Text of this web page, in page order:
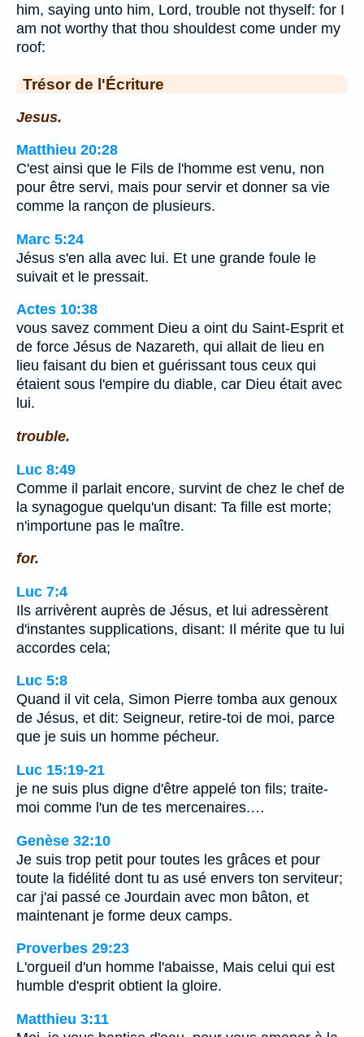
him, saying unto him, Lord, trouble not thyself: for I
am not worthy that thou shouldest come under my
roof:
Trésor de l'Écriture
Jesus.
Matthieu 20:28
C'est ainsi que le Fils de l'homme est venu, non
pour être servi, mais pour servir et donner sa vie
comme la rançon de plusieurs.
Marc 5:24
Jésus s'en alla avec lui. Et une grande foule le
suivait et le pressait.
Actes 10:38
vous savez comment Dieu a oint du Saint-Esprit et
de force Jésus de Nazareth, qui allait de lieu en
lieu faisant du bien et guérissant tous ceux qui
étaient sous l'empire du diable, car Dieu était avec
lui.
trouble.
Luc 8:49
Comme il parlait encore, survint de chez le chef de
la synagogue quelqu'un disant: Ta fille est morte;
n'importune pas le maître.
for.
Luc 7:4
Ils arrivèrent auprès de Jésus, et lui adressèrent
d'instantes supplications, disant: Il mérite que tu lui
accordes cela;
Luc 5:8
Quand il vit cela, Simon Pierre tomba aux genoux
de Jésus, et dit: Seigneur, retire-toi de moi, parce
que je suis un homme pécheur.
Luc 15:19-21
je ne suis plus digne d'être appelé ton fils; traite-
moi comme l'un de tes mercenaires.…
Genèse 32:10
Je suis trop petit pour toutes les grâces et pour
toute la fidélité dont tu as usé envers ton serviteur;
car j'ai passé ce Jourdain avec mon bâton, et
maintenant je forme deux camps.
Proverbes 29:23
L'orgueil d'un homme l'abaisse, Mais celui qui est
humble d'esprit obtient la gloire.
Matthieu 3:11